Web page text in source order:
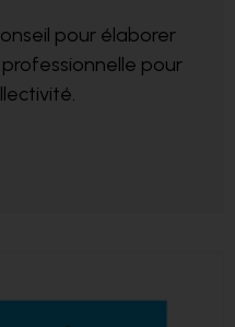
pour élaborer
professionnelle pour